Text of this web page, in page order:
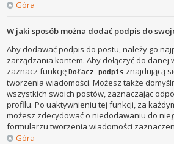
Góra
W jaki sposób można dodać podpis do
Aby dodawać podpis do postu, należy go
zarządzania kontem. Aby dołączyć do danej
zaznacz funkcjęDołącz podpis znajdującą
tworzenia wiadomości. Możesz także
wszystkich swoich postów, zaznaczając
profilu. Po uaktywnieniu tej funkcji, za
możesz zdecydować o niedodawaniu do
formularzu tworzenia wiadomości
Góra